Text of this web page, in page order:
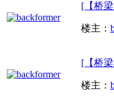
[【桥
楼主：
[【桥
楼主：